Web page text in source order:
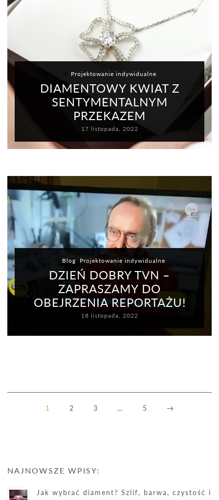
In Projektowanie indywidualne
DIAMENTOWY KWIAT Z
SENTYMENTALNYM
PRZEKAZEM
17 listopada, 2022
Blog Projektowanie indywidualne
DZIEŃ DOBRY TVN –
ZAPRASZAMY DO
OBEJRZENIA REPORTAŻU!
18 listopada, 2022
1 2 3 … 5 →
NAJNOWSZE WPISY:
Jak wybrać diament? Szlif, barwa, czystość i